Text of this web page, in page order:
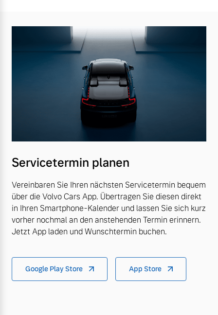
Servicetermin planen
Vereinbaren Sie Ihren nächsten Servicetermin bequem
über die Volvo Cars App. Übertragen Sie diesen direkt
in Ihren Smartphone-Kalender und lassen Sie sich kurz
vorher nochmal an den anstehenden Termin erinnern.
Jetzt App laden und Wunschtermin buchen.
Google Play Store App Store